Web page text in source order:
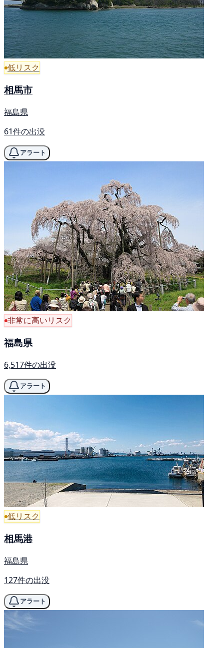
低リスク
相馬市
福島県
61件の出没
アラート
非常に高いリスク
福島県
6,517件の出没
アラート
低リスク
相馬港
福島県
127件の出没
アラート